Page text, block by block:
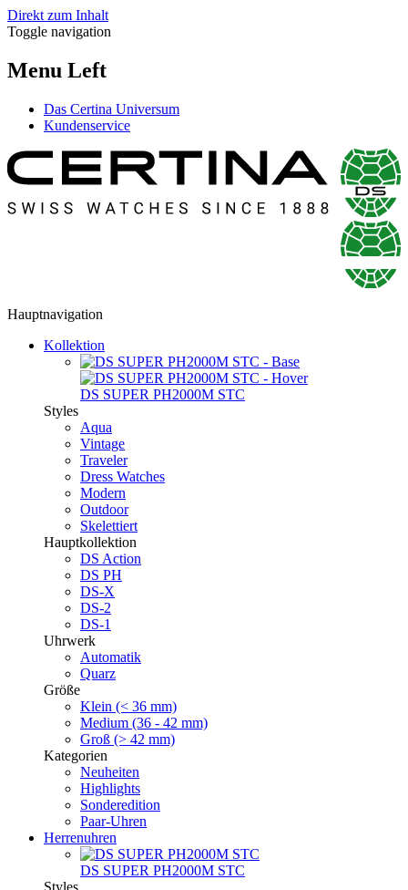
Direkt zum Inhalt
Toggle navigation
Menu Left
Das Certina Universum
Kundenservice
Hauptnavigation
Kollektion
DS SUPER PH2000M STC
Styles
Aqua
Vintage
Traveler
Dress Watches
Modern
Outdoor
Skelettiert
Hauptkollektion
DS Action
DS PH
DS-X
DS-2
DS-1
Uhrwerk
Automatik
Quarz
Größe
Klein (< 36 mm)
Medium (36 - 42 mm)
Groß (> 42 mm)
Kategorien
Neuheiten
Highlights
Sonderedition
Paar-Uhren
Herrenuhren
DS SUPER PH2000M STC